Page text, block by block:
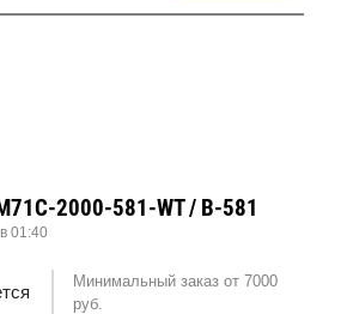
2000-581-WT / B-581
01:40
Минимальный заказ от 7000
руб.